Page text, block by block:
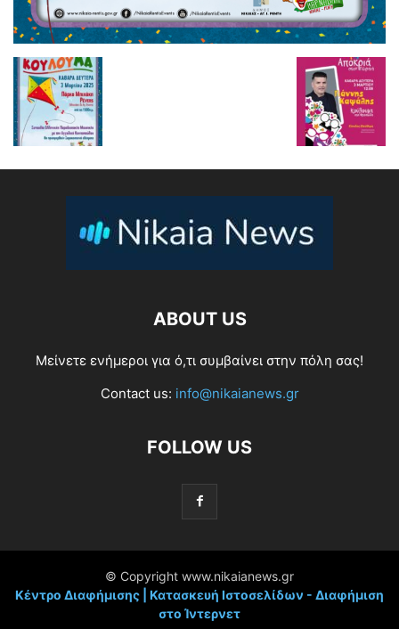
ABOUT US
Μείνετε ενήμεροι για ό,τι συμβαίνει στην πόλη σας!
Contact us: info@nikaianews.gr
FOLLOW US
© Copyright www.nikaianews.gr
Κέντρο Διαφήμισης | Κατασκευή Ιστοσελίδων - Διαφήμιση
στο Ίντερνετ